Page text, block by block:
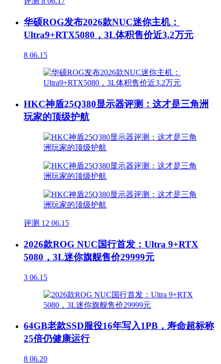
华硕ROG发布2026款NUC迷你主机：
Ultra9+RTX5080，3L体积售价近3.2万元
8 06.15
HKC神盾25Q380显示器评测：这才是三角洲
玩家的顶级护航
评测 12 06.15
2026款ROG NUC国行首发：Ultra 9+RTX
5080，3L迷你旗舰售价29999元
3 06.15
64GB老款SSD服役16年写入1PB，寿命超标称
25倍仍健康运行
8 06.20